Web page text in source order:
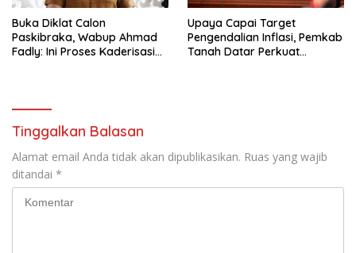
Buka Diklat Calon
Paskibraka, Wabup Ahmad
Fadly: Ini Proses Kaderisasi
Upaya Capai Target
Pengendalian Inflasi, Pemkab
Tanah Datar Perkuat
Tinggalkan Balasan
Alamat email Anda tidak akan dipublikasikan. Ruas yang wajib
ditandai *